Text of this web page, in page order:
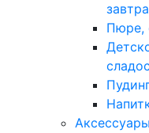
Пюре,